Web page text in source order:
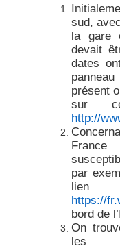
sud,
la gare
devait
dates
présent
sur
http://
France
par
https://
bord de
On
les